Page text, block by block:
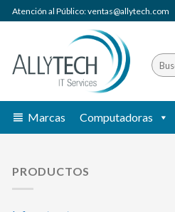
Saltar
Atención al Público: ventas@allytech.com
Buscar
por:
Marcas Computadoras
PRODUCTOS